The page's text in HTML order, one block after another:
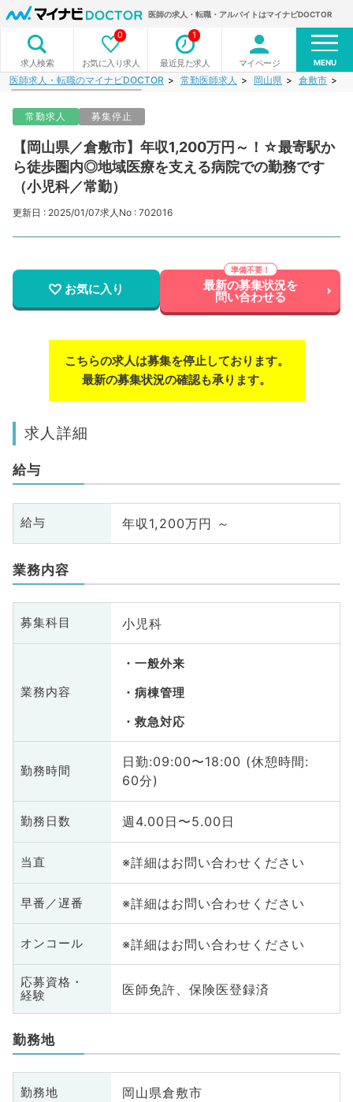
医師の求人・転職・アルバイトはマイナビDOCTOR
求人検索 お気に入り求人
0
最近見た求人
1
マイページ MENU
医師求人・転職のマイナビDOCTOR 常勤医師求人 岡山県 倉敷市
常勤求人 募集停止
【岡山県／倉敷市】年収1,200万円～！☆最寄駅か
ら徒歩圏内◎地域医療を支える病院での勤務です
（小児科／常勤）
更新日 : 2025/01/07求人No : 702016
お気に入り 最新の募集状況を
問い合わせる
こちらの求人は募集を停止しております。
最新の募集状況の確認も承ります。
求人詳細
給与
給与 年収1,200万円 ～
業務内容
募集科目 小児科
業務内容
一般外来
病棟管理
救急対応
勤務時間
日勤:09:00〜18:00 (休憩時間:
60分)
勤務日数 週4.00日〜5.00日
当直 ※詳細はお問い合わせください
早番／遅番 ※詳細はお問い合わせください
オンコール ※詳細はお問い合わせください
応募資格・
経験
医師免許、保険医登録済
勤務地
勤務地 岡山県倉敷市